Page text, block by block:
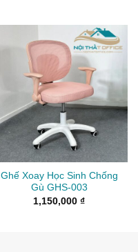
Ghế Xoay Học Sinh Chống
Gù GHS-003
1,150,000 ₫